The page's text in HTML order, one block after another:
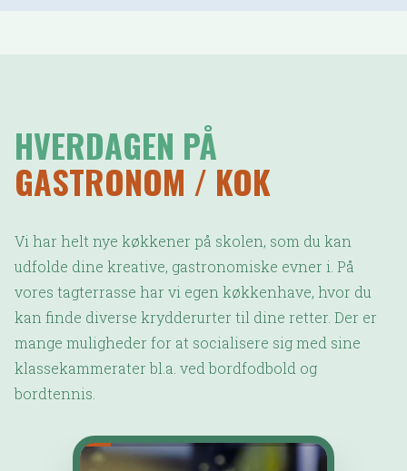
HVERDAGEN PÅ
GASTRONOM / KOK
Vi har helt nye køkkener på skolen, som du kan
udfolde dine kreative, gastronomiske evner i. På
vores tagterrasse har vi egen køkkenhave, hvor du
kan finde diverse krydderurter til dine retter. Der er
mange muligheder for at socialisere sig med sine
klassekammerater bl.a. ved bordfodbold og
bordtennis.